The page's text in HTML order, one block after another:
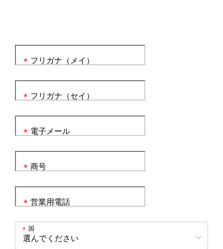
フリガナ（メイ）
*
フリガナ（セイ）
*
電子メール
*
商号
*
営業用電話
*
国
*